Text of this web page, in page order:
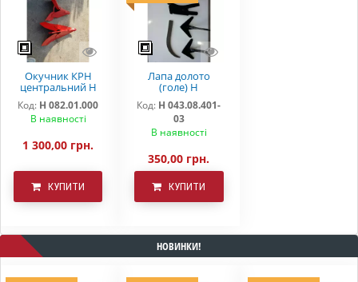
Окучник КРН
центральний Н
082.01.000
"DEMETRA"
Код: Н 082.01.000
В наявності
1 300,00 грн.
КУПИТИ
Лапа долото
(голе) Н
043.08.401-03
Код: Н 043.08.401-
03
В наявності
350,00 грн.
КУПИТИ
НОВИНКИ!